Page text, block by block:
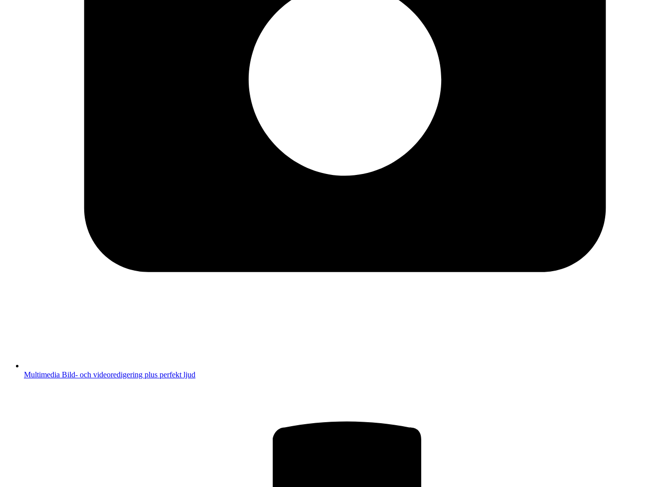
Multimedia Bild- och videoredigering plus perfekt ljud